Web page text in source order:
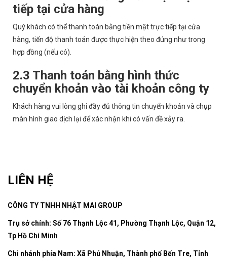
tiếp tại cửa hàng
Quý khách có thể thanh toán bằng tiền mặt trực tiếp tại cửa
hàng, tiến độ thanh toán được thực hiện theo đúng như trong
hợp đồng (nếu có).
2.3 Thanh toán bằng hình thức
chuyển khoản vào tài khoản công ty
Khách hàng vui lòng ghi đầy đủ thông tin chuyển khoản và chụp
màn hình giao dịch lại để xác nhận khi có vấn đề xảy ra.
LIÊN HỆ
CÔNG TY TNHH NHẬT MAI GROUP
Trụ sở chính: Số 76 Thạnh Lộc 41, Phường Thạnh Lộc, Quận 12,
Tp Hồ Chí Minh
Chi nhánh phía Nam: Xã Phú Nhuận, Thành phố Bến Tre, Tỉnh